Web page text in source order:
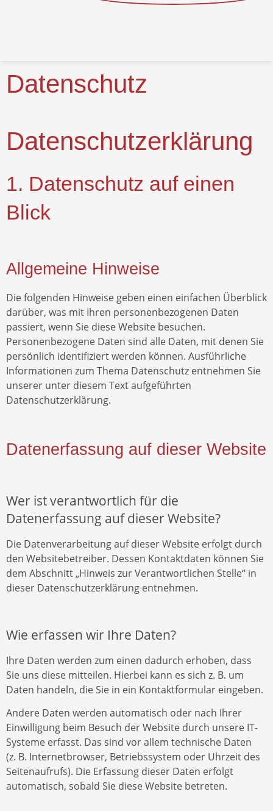
Datenschutz
Datenschutz­erklärung
1. Datenschutz auf einen
Blick
Allgemeine Hinweise
Die folgenden Hinweise geben einen einfachen Überblick
darüber, was mit Ihren personenbezogenen Daten
passiert, wenn Sie diese Website besuchen.
Personenbezogene Daten sind alle Daten, mit denen Sie
persönlich identifiziert werden können. Ausführliche
Informationen zum Thema Datenschutz entnehmen Sie
unserer unter diesem Text aufgeführten
Datenschutzerklärung.
Datenerfassung auf dieser Website
Wer ist verantwortlich für die
Datenerfassung auf dieser Website?
Die Datenverarbeitung auf dieser Website erfolgt durch
den Websitebetreiber. Dessen Kontaktdaten können Sie
dem Abschnitt „Hinweis zur Verantwortlichen Stelle“ in
dieser Datenschutzerklärung entnehmen.
Wie erfassen wir Ihre Daten?
Ihre Daten werden zum einen dadurch erhoben, dass
Sie uns diese mitteilen. Hierbei kann es sich z. B. um
Daten handeln, die Sie in ein Kontaktformular eingeben.
Andere Daten werden automatisch oder nach Ihrer
Einwilligung beim Besuch der Website durch unsere IT-
Systeme erfasst. Das sind vor allem technische Daten
(z. B. Internetbrowser, Betriebssystem oder Uhrzeit des
Seitenaufrufs). Die Erfassung dieser Daten erfolgt
automatisch, sobald Sie diese Website betreten.